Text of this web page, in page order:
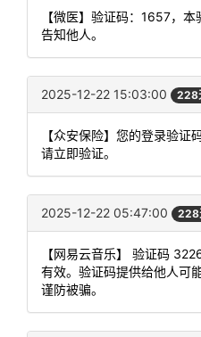
【微医】验证码：1657，
告知他人。
2025-12-22 15:03:00 228
【众安保险】您的登录验证
请立即验证。
2025-12-22 05:47:00 228
【网易云音乐】 验证码
有效。验证码提供给他人可
谨防被骗。